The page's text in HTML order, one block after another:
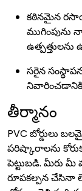
కఠినమైన
ముగింపును
సరైన
నివారించడానికి
తీర్మానం
PVC బోర్డులు
పరిష్కారాలను
పెట్టుబడి. మీరు మీ
రూపకల్పన చేసినా